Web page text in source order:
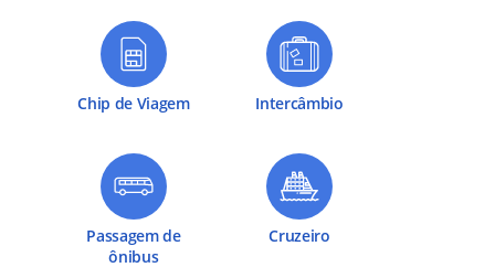
Chip de Viagem Intercâmbio
Passagem de
ônibus
Cruzeiro